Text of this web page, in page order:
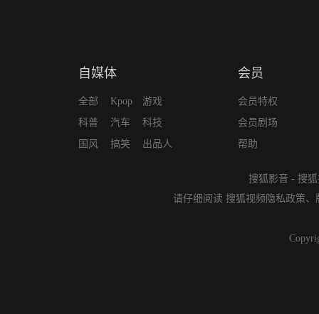
自媒体
全部
科普
国风
Kpop
汽车
搞笑
游戏
科技
出品人
会员
会员特权
会员剧场
帮助
搜狐影音 - 搜
请仔细阅读 搜狐视频隐私政策、